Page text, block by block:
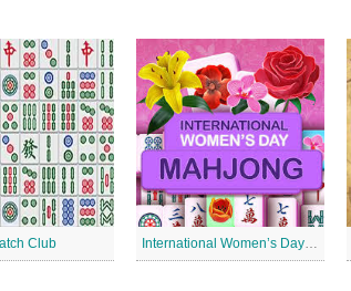
Club International Women’s Day Mahjong